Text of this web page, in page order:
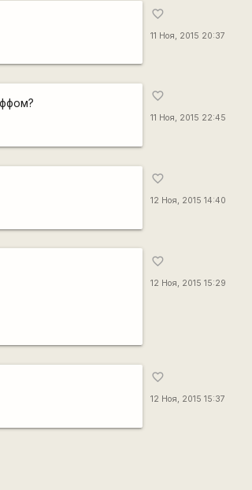
favorite_border
11 Ноя, 2015 20:37
favorite_border
11 Ноя, 2015 22:45
favorite_border
12 Ноя, 2015 14:40
favorite_border
12 Ноя, 2015 15:29
favorite_border
12 Ноя, 2015 15:37